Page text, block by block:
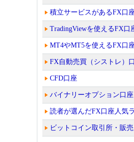
積立サービスがあるFX口
TradingViewを使えるFX口
MT4やMT5を使えるFX口
FX自動売買（シストレ）
CFD口座
バイナリーオプション口座
読者が選んだFX口座人気
ビットコイン取引所・販